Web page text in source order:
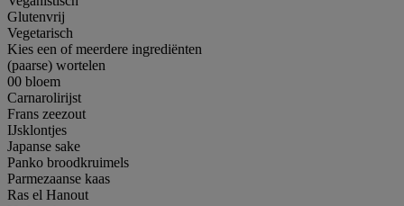
Glutenvrij
Vegetarisch
Kies een of meerdere ingrediënten
(paarse) wortelen
00 bloem
Carnarolirijst
Frans zeezout
IJsklontjes
Japanse sake
Panko broodkruimels
Parmezaanse kaas
Ras el Hanout